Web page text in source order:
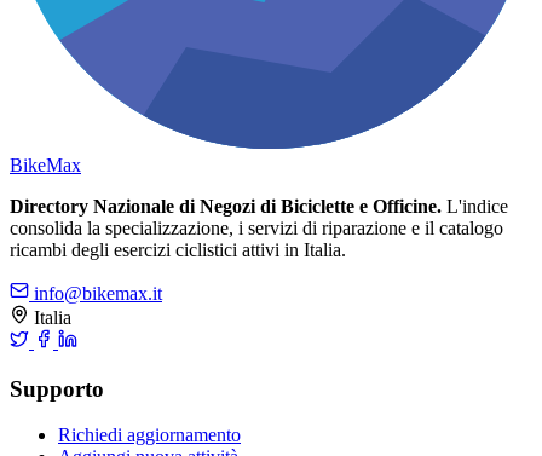
BikeMax
Directory Nazionale di Negozi di Biciclette e Officine. L'indice
consolida la specializzazione, i servizi di riparazione e il catalogo
ricambi degli esercizi ciclistici attivi in Italia.
info@bikemax.it
Italia
Supporto
Richiedi aggiornamento